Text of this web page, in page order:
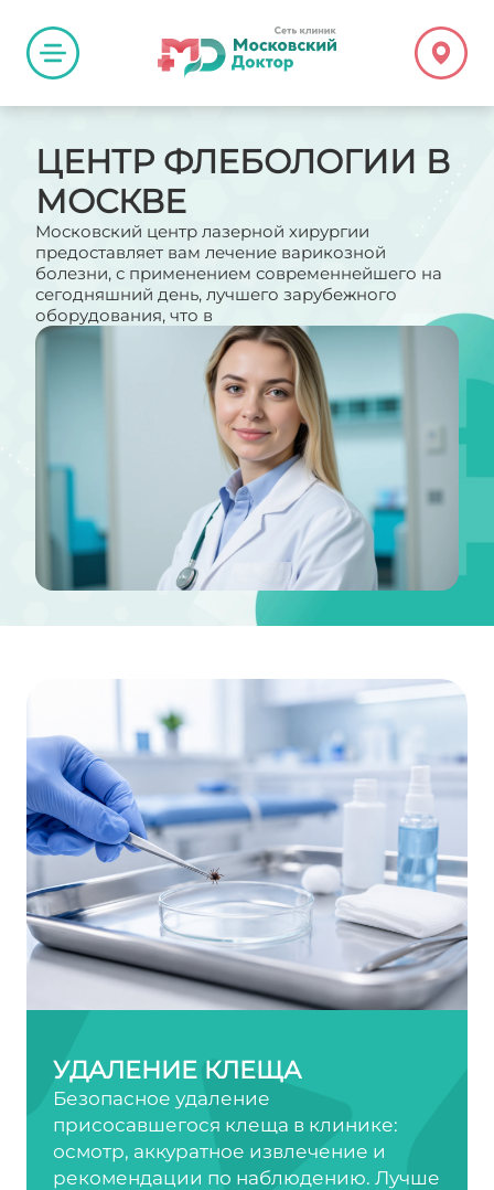
ЦЕНТР ФЛЕБОЛОГИИ В
МОСКВЕ
Московский центр лазерной хирургии
предоставляет вам лечение варикозной
болезни, с применением современнейшего на
сегодняшний день, лучшего зарубежного
оборудования, что в
УДАЛЕНИЕ КЛЕЩА
Безопасное удаление
присосавшегося клеща в клинике:
осмотр, аккуратное извлечение и
рекомендации по наблюдению. Лучше